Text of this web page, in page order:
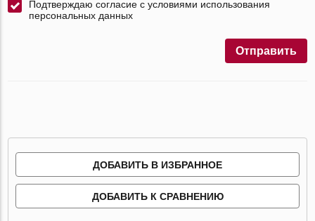
Подтверждаю согласие с условиями использования
персональных данных
Отправить
ДОБАВИТЬ В ИЗБРАННОЕ
ДОБАВИТЬ К СРАВНЕНИЮ